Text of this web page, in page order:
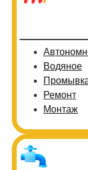
Водяное
Ремонт
Монтаж